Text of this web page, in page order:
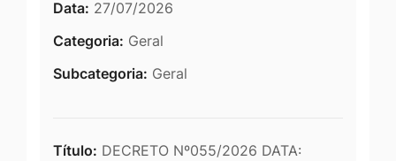
Data: 27/07/2026
Categoria: Geral
Subcategoria: Geral
Título: DECRETO Nº055/2026 DATA: